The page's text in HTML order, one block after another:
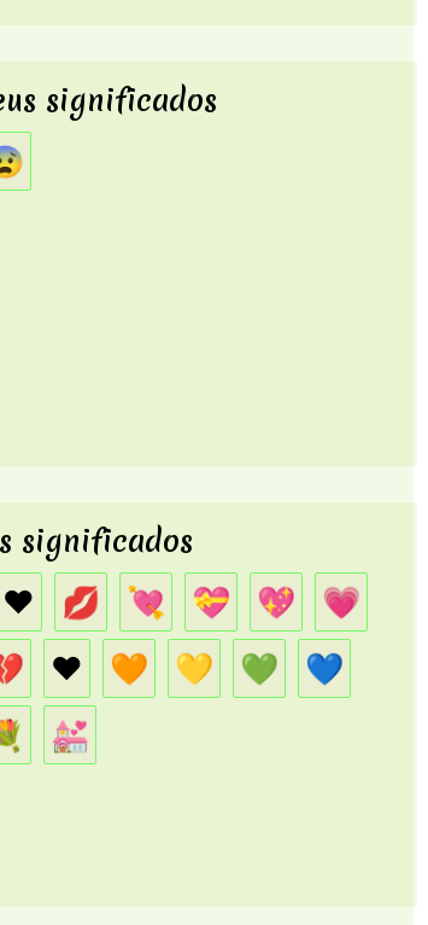
significados
significados
♥ 💋 💘 💝 💖
💗
❤️ 🧡 💛 💚
💙
💒